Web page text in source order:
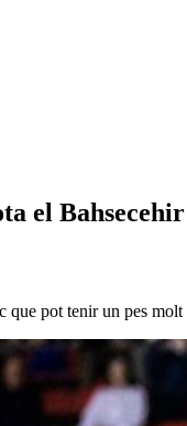
el
que pot tenir un pes